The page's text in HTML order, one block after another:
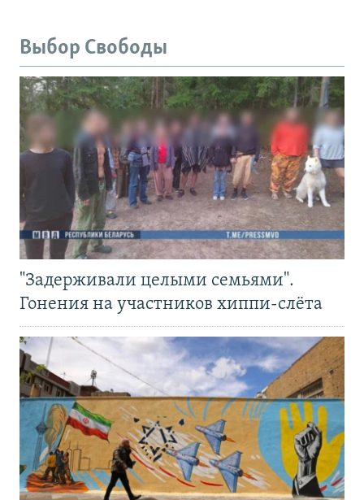
Выбор Свободы
"Задерживали целыми семьями".
Гонения на участников хиппи-слёта